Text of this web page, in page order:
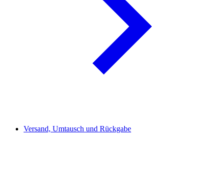
Versand, Umtausch und Rückgabe